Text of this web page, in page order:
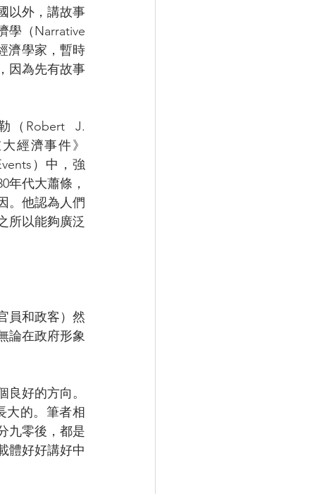
以外，講故事
學（Narrative
濟學家，暫時
因為先有故事
（Robert  J.
經濟事件》
）中，強
年代大蕭條，
。他認為人們
所以能夠廣泛
員和政客）然
論在政府形象
好的方向。
大的。筆者相
九零後，都是
體好好講好中